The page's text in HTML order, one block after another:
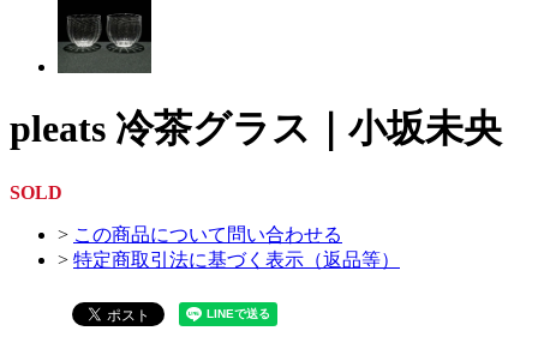
pleats 冷茶グラス｜小坂未央
SOLD
> この商品について問い合わせる
> 特定商取引法に基づく表示（返品等）